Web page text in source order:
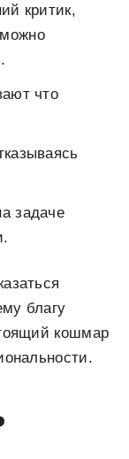
критик,
что
задаче
благу
кошмар